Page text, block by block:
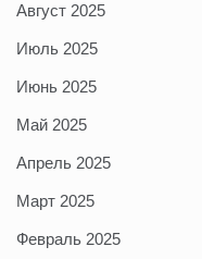
Август 2025
Июль 2025
Июнь 2025
Май 2025
Апрель 2025
Март 2025
Февраль 2025